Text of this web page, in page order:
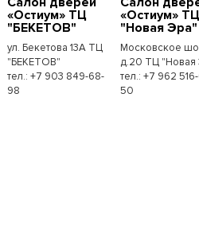
«Остиум» ТЦ
"БЕКЕТОВ"
ул. Бекетова 13А ТЦ
"БЕКЕТОВ"
тел.: +7 903 849-68-
98
«Остиум» ТЦ
"Новая Эра"
Московское
д.20 ТЦ "Новая
тел.: +7 962
50